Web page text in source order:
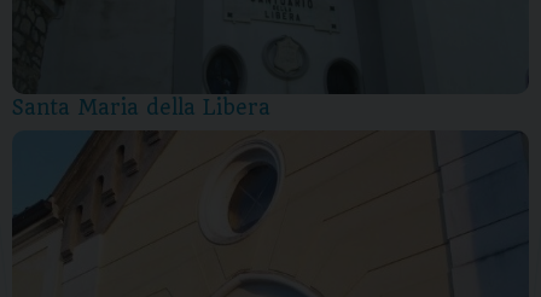
Santa Maria della Libera